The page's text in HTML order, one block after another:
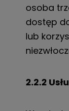
osoba
dostęp
lub
2.2.2